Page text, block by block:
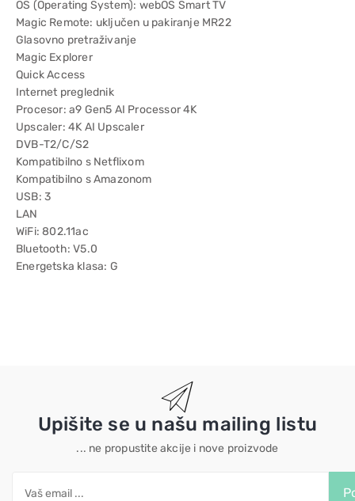
OS (Operating System): webOS Smart TV
Magic Remote: uključen u pakiranje MR22
Glasovno pretraživanje
Magic Explorer
Quick Access
Internet preglednik
Procesor: a9 Gen5 AI Processor 4K
Upscaler: 4K AI Upscaler
DVB-T2/C/S2
Kompatibilno s Netflixom
Kompatibilno s Amazonom
USB: 3
LAN
WiFi: 802.11ac
Bluetooth: V5.0
Energetska klasa: G
Upišite se u našu mailing listu
... ne propustite akcije i nove proizvode